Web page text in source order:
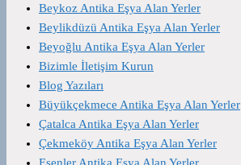
Beykoz Antika Eşya Alan Yerler
Beylikdüzü Antika Eşya Alan Yerler
Beyoğlu Antika Eşya Alan Yerler
Bizimle İletişim Kurun
Blog Yazıları
Büyükçekmece Antika Eşya Alan Yerler
Çatalca Antika Eşya Alan Yerler
Çekmeköy Antika Eşya Alan Yerler
Esenler Antika Eşya Alan Yerler